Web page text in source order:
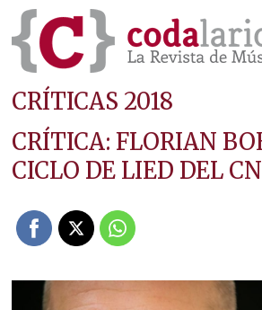
CRÍTICAS 2018
CRÍTICA: FLORIAN
CICLO DE LIED DEL